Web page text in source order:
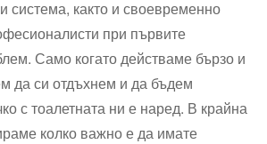
система, както и своевременно
при първите
Само когато действаме бързо и
да си отдъхнем и да бъдем
с тоалетната ни е наред. В крайна
колко важно е да имате